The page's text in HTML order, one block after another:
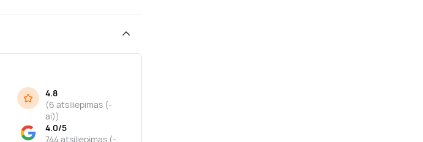
4.8
(6 atsiliepimas (-
ai))
4.0/5
744 atsiliepimas (-